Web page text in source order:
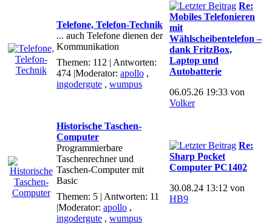
Telefone, Telefon-Technik
... auch Telefone dienen der
Kommunikation
Themen: 112 | Antworten:
474 |Moderator: apollo ,
ingodergute , wumpus
Re:
Mobiles Telefonieren
mit
Wählscheibentelefon –
dank FritzBox,
Laptop und
Autobatterie
06.05.26 19:33 von
Volker
Historische Taschen-
Computer
Programmierbare
Taschenrechner und
Taschen-Computer mit
Basic
Themen: 5 | Antworten: 11
|Moderator: apollo ,
ingodergute , wumpus
Re:
Sharp Pocket
Computer PC1402
30.08.24 13:12 von
HB9